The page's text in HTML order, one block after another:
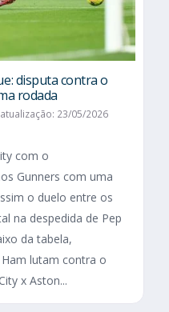
disputa contra o
rodada
23/05/2026
com o
Gunners com uma
o duelo entre os
na despedida de Pep
da tabela,
lutam contra o
x Aston...